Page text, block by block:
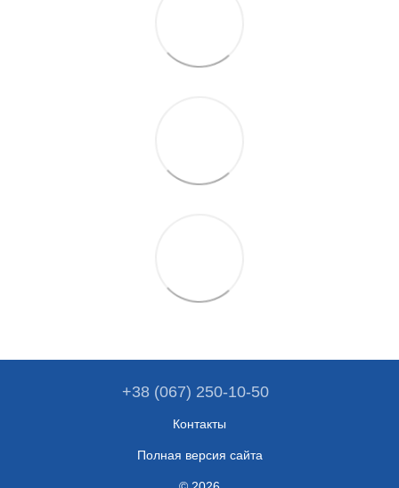
+38 (067) 250-10-50
Контакты
Полная версия сайта